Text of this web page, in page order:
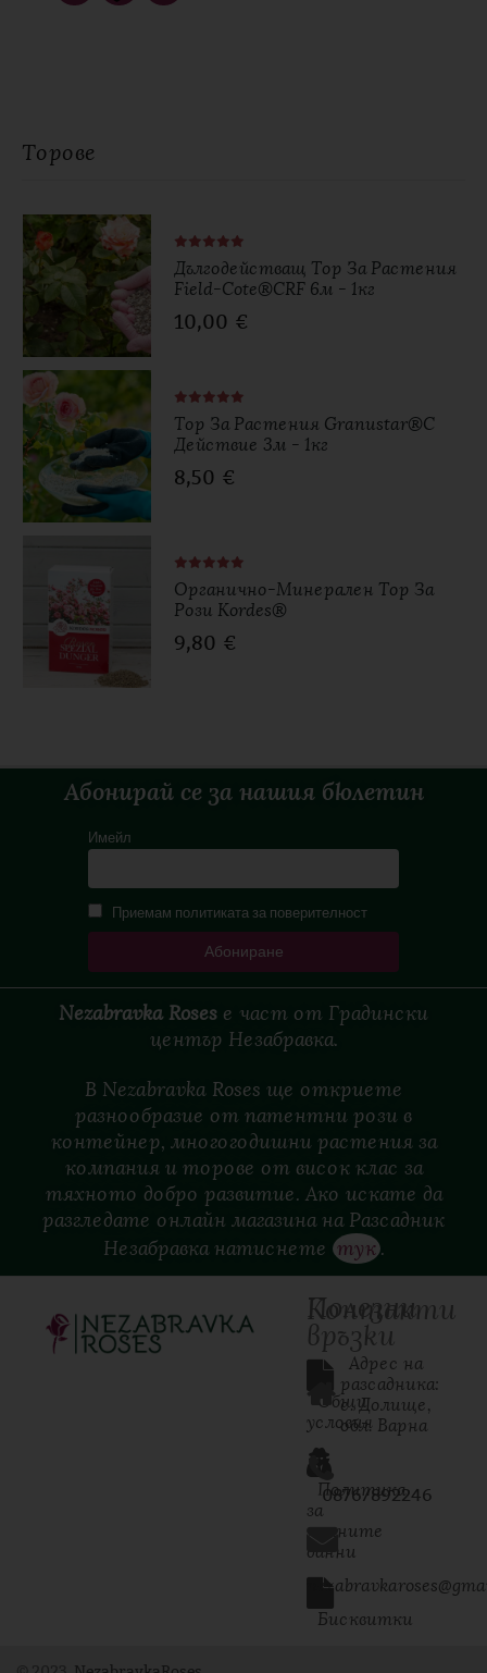
Торове
Дългодействащ Тор За Растения
Field-Cote®CRF 6м - 1кг
10,00 €
Тор За Растения Granustar®с
Действие 3м - 1кг
8,50 €
Органично-Минерален Тор За
Рози Kordes®
9,80 €
Абонирай се за нашия бюлетин
Имейл
Приемам политиката за поверителност
Nezabravka Roses е част от Градински
център Незабравка.
В Nezabravka Roses ще откриете
разнообразие от патентни рози в
контейнер, многогодишни растения за
компания и торове от висок клас за
тяхното добро развитие. Ако искате да
разгледате онлайн магазина на Разсадник
Незабравка натиснете тук.
Полезни
връзки
Общи
условия
Политика
за
личните
данни
Бисквитки
Контакти
Адрес на
разсадника:
с. Долище,
обл. Варна
0876/892246